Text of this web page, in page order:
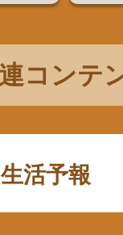
コンテ
活予報